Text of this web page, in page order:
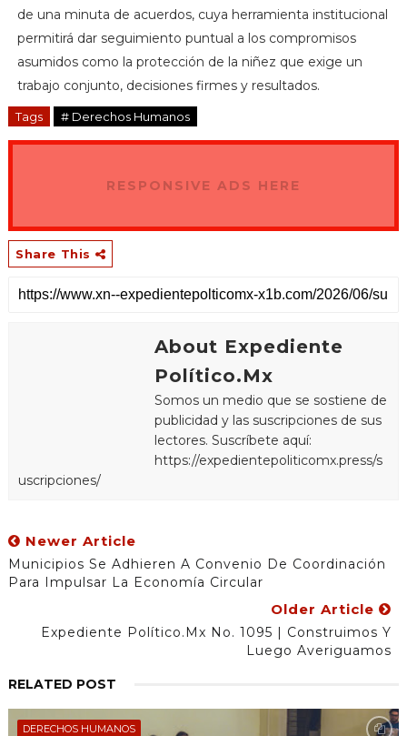
de una minuta de acuerdos, cuya herramienta institucional
permitirá dar seguimiento puntual a los compromisos
asumidos como la protección de la niñez que exige un
trabajo conjunto, decisiones firmes y resultados.
Tags # Derechos Humanos
RESPONSIVE ADS HERE
Share This
About Expediente
Político.Mx
Somos un medio que se sostiene de
publicidad y las suscripciones de sus
lectores. Suscríbete aquí:
https://expedientepoliticomx.press/s
uscripciones/
Newer Article
Municipios Se Adhieren A Convenio De Coordinación
Para Impulsar La Economía Circular
Older Article
Expediente Político.Mx No. 1095 | Construimos Y
Luego Averiguamos
RELATED POST
DERECHOS HUMANOS